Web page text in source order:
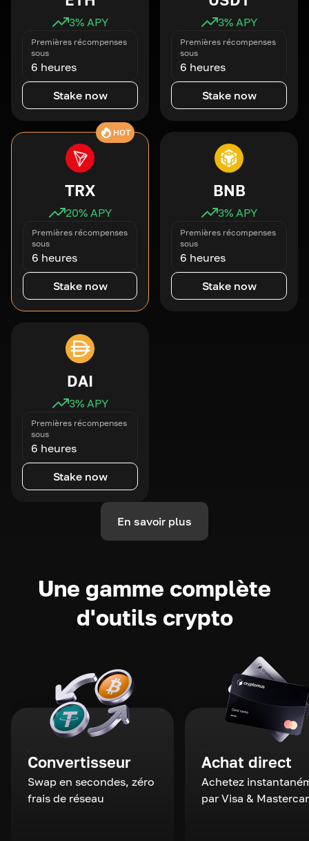
3% APY
Premières récompenses
sous
6 heures
Stake now
3% APY
Premières récompenses
sous
6 heures
Stake now
HOT
TRX
20% APY
Premières récompenses
sous
6 heures
Stake now
BNB
3% APY
Premières récompenses
sous
6 heures
Stake now
DAI
3% APY
Premières récompenses
sous
6 heures
Stake now
En savoir plus
Une gamme complète
d'outils crypto
Convertisseur
Swap en secondes, zéro
frais de réseau
Achat direct
Achetez
par Visa &